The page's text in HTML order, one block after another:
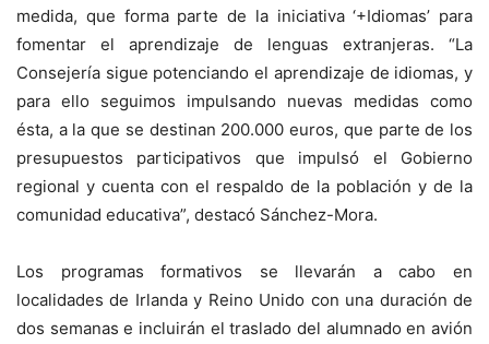
medida, que forma parte de la iniciativa ‘+Idiomas’ para
fomentar el aprendizaje de lenguas extranjeras. “La
Consejería sigue potenciando el aprendizaje de idiomas, y
para ello seguimos impulsando nuevas medidas como
ésta, a la que se destinan 200.000 euros, que parte de los
presupuestos participativos que impulsó el Gobierno
regional y cuenta con el respaldo de la población y de la
comunidad educativa”, destacó Sánchez-Mora.
Los programas formativos se llevarán a cabo en
localidades de Irlanda y Reino Unido con una duración de
dos semanas e incluirán el traslado del alumnado en avión